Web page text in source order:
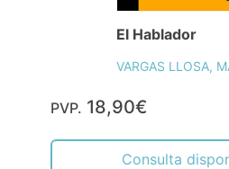
El Hablador
VARGAS LLOSA,
PVP. 18,90€
Consulta